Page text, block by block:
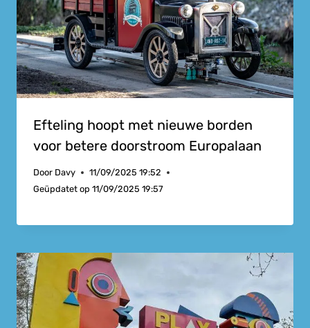
Efteling hoopt met nieuwe borden
voor betere doorstroom Europalaan
Door Davy
11/09/2025 19:52
Geüpdatet op 11/09/2025 19:57